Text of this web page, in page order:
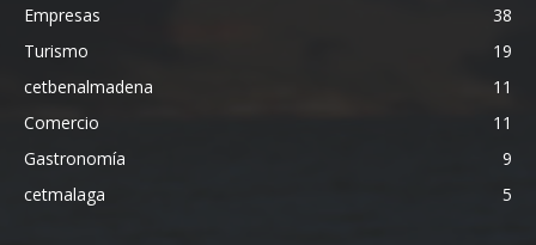
Empresas
38
Turismo
19
cetbenalmadena
11
Comercio
11
Gastronomía
9
cetmalaga
5